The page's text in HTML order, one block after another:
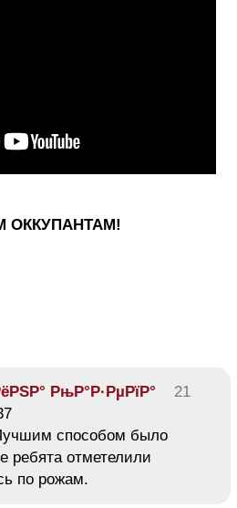
ОККУПАНТАМ!
РњР°Р·РµРїР°
21
способом было
ребята отметелили
по рожам.